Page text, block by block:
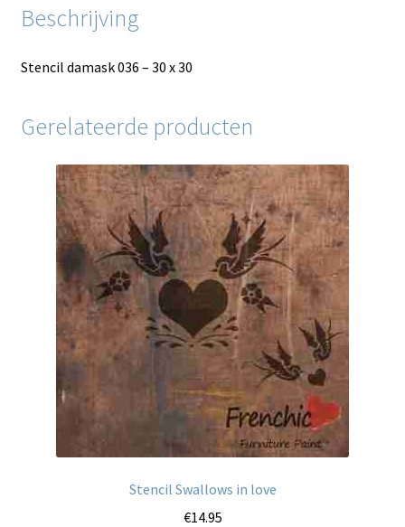
Beschrijving
Stencil damask 036 – 30 x 30
Gerelateerde producten
Stencil Swallows in love
€14.95